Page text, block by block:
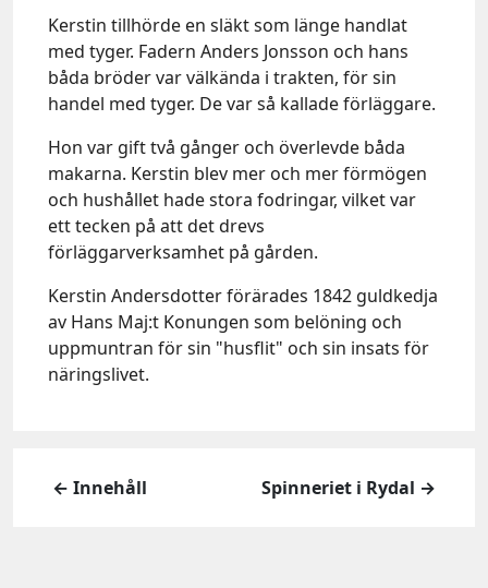
Kerstin tillhörde en släkt som länge handlat
med tyger. Fadern Anders Jonsson och hans
båda bröder var välkända i trakten, för sin
handel med tyger. De var så kallade förläggare.
Hon var gift två gånger och överlevde båda
makarna. Kerstin blev mer och mer förmögen
och hushållet hade stora fodringar, vilket var
ett tecken på att det drevs
förläggarverksamhet på gården.
Kerstin Andersdotter förärades 1842 guldkedja
av Hans Maj:t Konungen som belöning och
uppmuntran för sin "husflit" och sin insats för
näringslivet.
← Innehåll Spinneriet i Rydal →